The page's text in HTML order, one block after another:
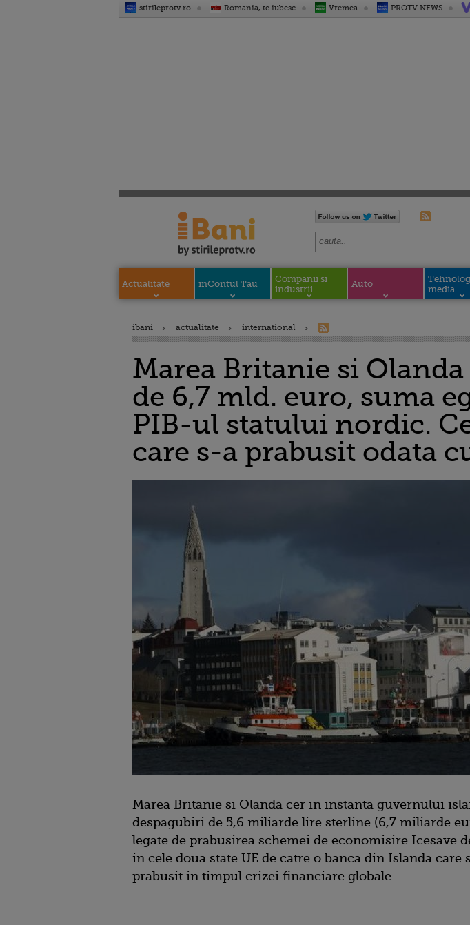
stirileprotv.ro Romania, te iubesc Vremea PROTV NEWS
Actualitate inContul Tau
Companii si
industrii
Auto
media
ibani actualitate international
Marea Britanie si
de 6,7 mld. euro, suma
PIB-ul statului nordic.
care s-a prabusit odata
Marea Britanie si Olanda cer in instanta guvernului
despagubiri de 5,6 miliarde lire sterline (6,7 miliarde
legate de prabusirea schemei de economisire Icesave
in cele doua state UE de catre o banca din Islanda care
prabusit in timpul crizei financiare globale.